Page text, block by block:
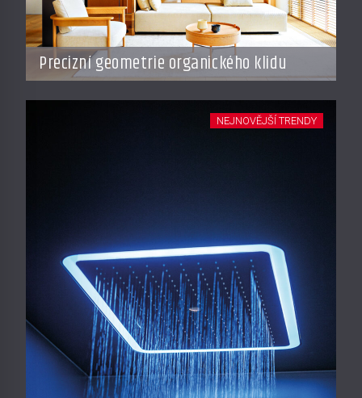
Precizní geometrie organického klidu
NEJNOVĚJŠÍ TRENDY